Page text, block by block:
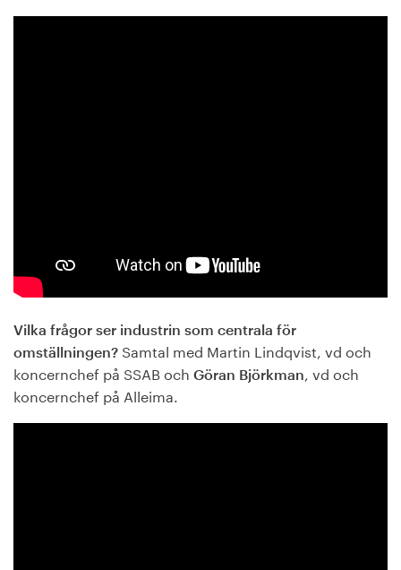
Vilka frågor ser industrin som centrala för
omställningen? Samtal med Martin Lindqvist, vd och
koncernchef på SSAB och Göran Björkman, vd och
koncernchef på Alleima.